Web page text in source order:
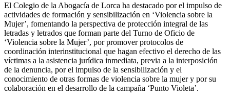
El Colegio de la Abogacía de Lorca ha destacado por el impulso de
actividades de formación y sensibilización en ‘Violencia sobre la
Mujer’, fomentando la perspectiva de protección integral de las
letradas y letrados que forman parte del Turno de Oficio de
‘Violencia sobre la Mujer’, por promover protocolos de
coordinación interinstitucional que hagan efectivo el derecho de las
víctimas a la asistencia jurídica inmediata, previa a la interposición
de la denuncia, por el impulso de la sensibilización y el
conocimiento de otras formas de violencia sobre la mujer y por su
colaboración en el desarrollo de la campaña ‘Punto Violeta’.